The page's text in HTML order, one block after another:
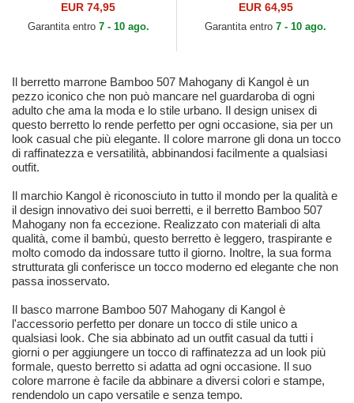
EUR 74,95
Garantita entro 7 - 10 ago.
EUR 64,95
Garantita entro 7 - 10 ago.
Il berretto marrone Bamboo 507 Mahogany di Kangol è un
pezzo iconico che non può mancare nel guardaroba di ogni
adulto che ama la moda e lo stile urbano. Il design unisex di
questo berretto lo rende perfetto per ogni occasione, sia per un
look casual che più elegante. Il colore marrone gli dona un tocco
di raffinatezza e versatilità, abbinandosi facilmente a qualsiasi
outfit.
Il marchio Kangol è riconosciuto in tutto il mondo per la qualità e
il design innovativo dei suoi berretti, e il berretto Bamboo 507
Mahogany non fa eccezione. Realizzato con materiali di alta
qualità, come il bambù, questo berretto è leggero, traspirante e
molto comodo da indossare tutto il giorno. Inoltre, la sua forma
strutturata gli conferisce un tocco moderno ed elegante che non
passa inosservato.
Il basco marrone Bamboo 507 Mahogany di Kangol è
l'accessorio perfetto per donare un tocco di stile unico a
qualsiasi look. Che sia abbinato ad un outfit casual da tutti i
giorni o per aggiungere un tocco di raffinatezza ad un look più
formale, questo berretto si adatta ad ogni occasione. Il suo
colore marrone è facile da abbinare a diversi colori e stampe,
rendendolo un capo versatile e senza tempo.